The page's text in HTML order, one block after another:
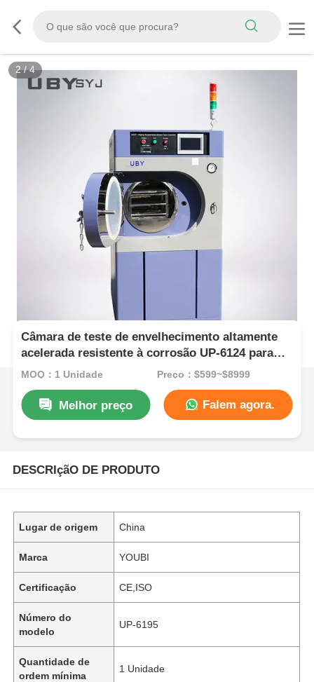
2/4
Câmara de teste de envelhecimento altamente
acelerada resistente à corrosão UP-6124 para
embalagem IC com faixa de temperatura
1,2~2,89kg/Cm2
MOQ：1 Unidade Preço：$599~$8999
Melhor preço Falem agora.
DESCRIçãO DE PRODUTO
Lugar de origem China
Marca YOUBI
Certificação CE,ISO
Número do
modelo
UP-6195
Quantidade de
ordem mínima
1 Unidade